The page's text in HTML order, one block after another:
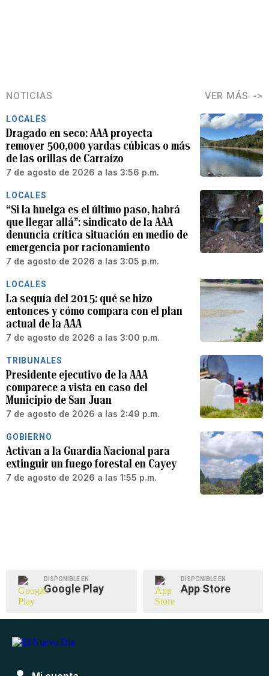
NOTICIAS VER MÁS
LOCALES
Dragado en seco: AAA proyecta
remover 500,000 yardas cúbicas o más
de las orillas de Carraízo
7 de agosto de 2026 a las 3:56 p.m.
LOCALES
“Si la huelga es el último paso, habrá
que llegar allá”: sindicato de la AAA
denuncia crítica situación en medio de
emergencia por racionamiento
7 de agosto de 2026 a las 3:05 p.m.
LOCALES
La sequía del 2015: qué se hizo
entonces y cómo compara con el plan
actual de la AAA
7 de agosto de 2026 a las 3:00 p.m.
TRIBUNALES
Presidente ejecutivo de la AAA
comparece a vista en caso del
Municipio de San Juan
7 de agosto de 2026 a las 2:49 p.m.
GOBIERNO
Activan a la Guardia Nacional para
extinguir un fuego forestal en Cayey
7 de agosto de 2026 a las 1:55 p.m.
DISPONIBLE EN
Google Play
DISPONIBLE EN
App Store